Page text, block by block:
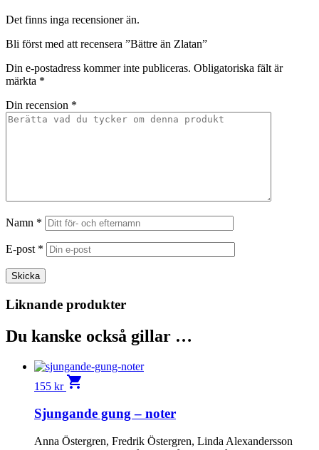
Det finns inga recensioner än.
Bli först med att recensera ”Bättre än Zlatan”
Din e-postadress kommer inte publiceras. Obligatoriska fält är
märkta *
Din recension *
Namn *
E-post *
Liknande produkter
Du kanske också gillar …
155 kr shopping_cart
Sjungande gung – noter
Anna Östergren, Fredrik Östergren, Linda Alexandersson